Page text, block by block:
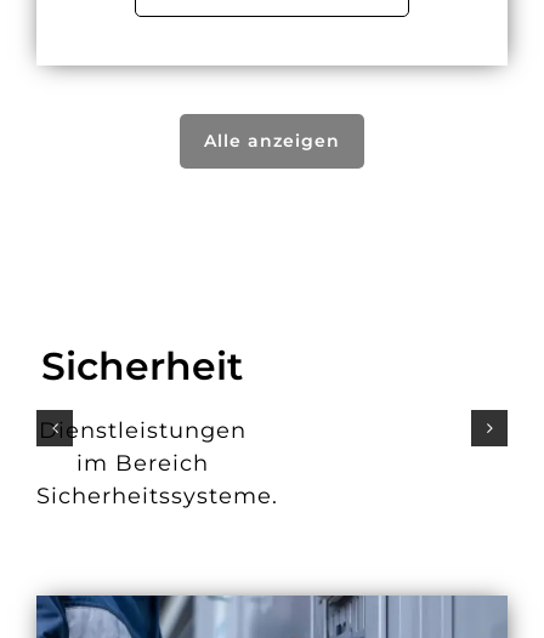
Alle anzeigen
Sicherheit
Dienstleistungen
im Bereich
Sicherheitssysteme.